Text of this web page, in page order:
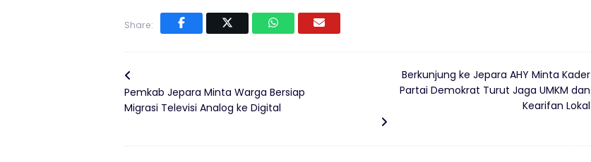
Share:
Pemkab Jepara Minta Warga Bersiap
Migrasi Televisi Analog ke Digital
Berkunjung ke Jepara AHY Minta Kader
Partai Demokrat Turut Jaga UMKM dan
Kearifan Lokal